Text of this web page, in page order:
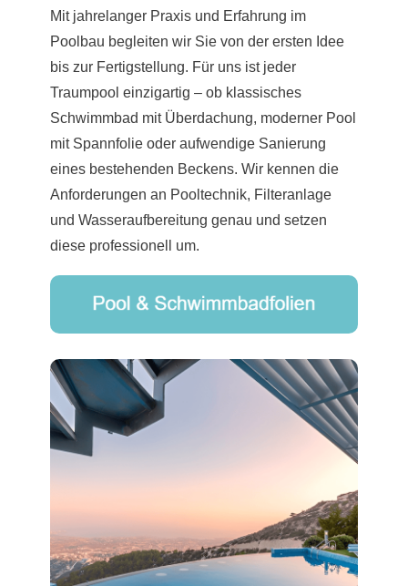
Mit jahrelanger Praxis und Erfahrung im
Poolbau begleiten wir Sie von der ersten Idee
bis zur Fertigstellung. Für uns ist jeder
Traumpool einzigartig – ob klassisches
Schwimmbad mit Überdachung, moderner Pool
mit Spannfolie oder aufwendige Sanierung
eines bestehenden Beckens. Wir kennen die
Anforderungen an Pooltechnik, Filteranlage
und Wasseraufbereitung genau und setzen
diese professionell um.